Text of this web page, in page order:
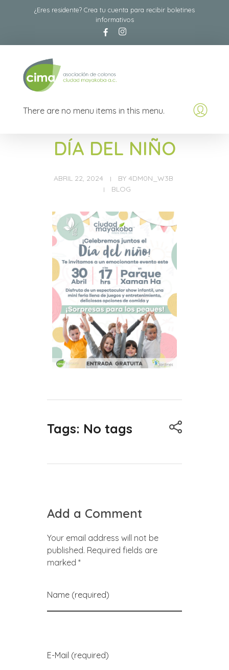
¿Eres residente? Crea tu cuenta para recibir boletines
informativos
There are no menu items in this menu.
DÍA DEL NIÑO
ABRIL 22, 2024 BY 4DM0N_W3B
BLOG
Tags: No tags
Add a Comment
Your email address will not be
published. Required fields are
marked *
Name (required)
E-Mail (required)